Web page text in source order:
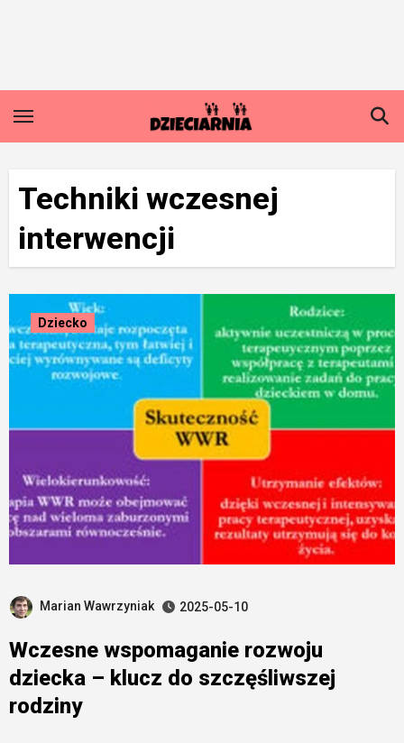
Techniki wczesnej
interwencji
Dziecko
Marian Wawrzyniak 2025-05-10
Wczesne wspomaganie rozwoju
dziecka – klucz do szczęśliwszej
rodziny